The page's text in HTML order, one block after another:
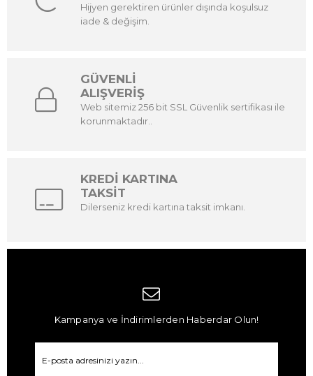
Hijyen gerektiren ürünler dışında koşulsuz
iade & değişim.
GÜVENLİ
ALIŞVERİŞ
Web sitemiz 256 bit SSL Güvenlik sertifikası ile
korunmaktadır..
KREDİ KARTINA
TAKSİT
Dilerseniz kredi kartına taksit imkanı.
Kampanya ve İndirimlerden Haberdar Olun!